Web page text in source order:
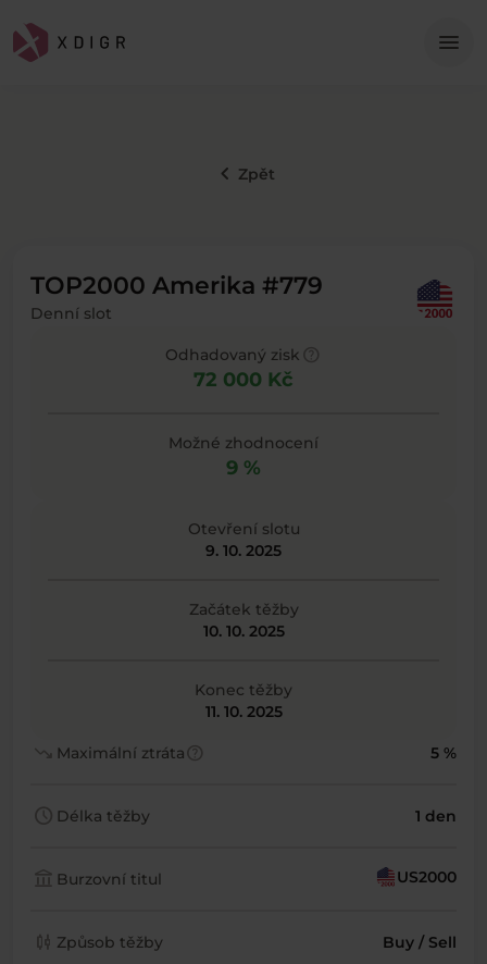
menu
keyboard_arrow_left Zpět
TOP2000 Amerika #779
Denní slot
Odhadovaný zisk
72 000 Kč
Možné zhodnocení
9 %
Otevření slotu
9. 10. 2025
Začátek těžby
10. 10. 2025
Konec těžby
11. 10. 2025
trending_down Maximální ztrátahelp 5 %
schedule Délka těžby 1 den
account_balance Burzovní titul US2000
candlestick_chart Způsob těžby Buy / Sell